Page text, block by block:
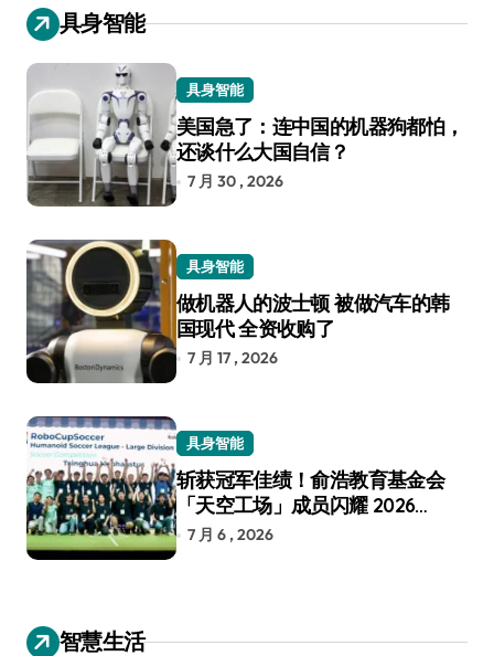
具身智能
具身智能
美国急了：连中国的机器狗都怕，
还谈什么大国自信？
7 月 30 , 2026
具身智能
做机器人的波士顿 被做汽车的韩
国现代 全资收购了
7 月 17 , 2026
具身智能
斩获冠军佳绩！俞浩教育基金会
「天空工场」成员闪耀 2026
RoboCup 机器人世界杯
7 月 6 , 2026
智慧生活